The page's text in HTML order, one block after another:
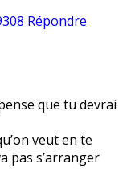
Répondre
que tu devrai
veut en te
pas s’arranger